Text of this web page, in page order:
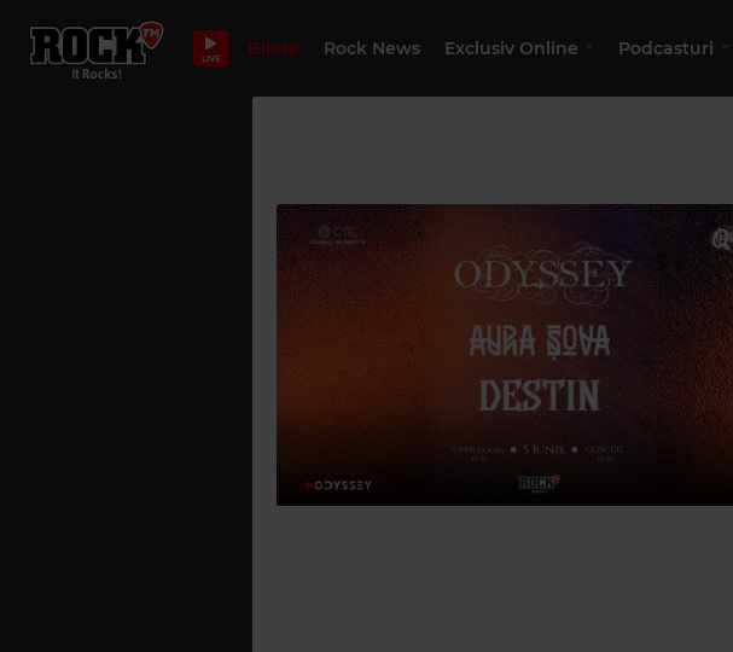
LIVE Bilete Rock News Exclusiv Online Podcasturi